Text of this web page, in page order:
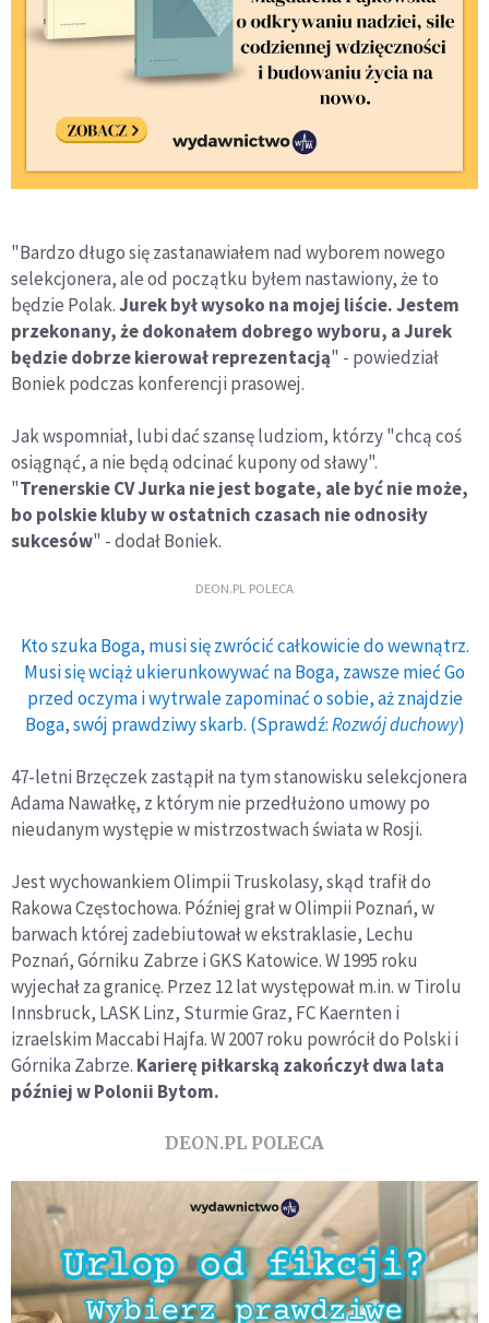
"Bardzo długo się zastanawiałem nad wyborem nowego
selekcjonera, ale od początku byłem nastawiony, że to
będzie Polak.Jurek był wysoko na mojej liście. Jestem
przekonany, że dokonałem dobrego wyboru, a Jurek
będzie dobrze kierował reprezentacją" - powiedział
Boniek podczas konferencji prasowej.
Jak wspomniał, lubi dać szansę ludziom, którzy "chcą coś
osiągnąć, a nie będą odcinać kupony od sławy".
"Trenerskie CV Jurka nie jest bogate, ale być nie może,
bo polskie kluby w ostatnich czasach nie odnosiły
sukcesów" - dodał Boniek.
DEON.PL POLECA
Kto szuka Boga, musi się zwrócić całkowicie do wewnątrz.
Musi się wciąż ukierunkowywać na Boga, zawsze mieć Go
przed oczyma i wytrwale zapominać o sobie, aż znajdzie
Boga, swój prawdziwy skarb. (Sprawdź:Rozwój duchowy)
47-letni Brzęczek zastąpił na tym stanowisku selekcjonera
Adama Nawałkę, z którym nie przedłużono umowy po
nieudanym występie w mistrzostwach świata w Rosji.
Jest wychowankiem Olimpii Truskolasy, skąd trafił do
Rakowa Częstochowa. Później grał w Olimpii Poznań, w
barwach której zadebiutował w ekstraklasie, Lechu
Poznań, Górniku Zabrze i GKS Katowice. W 1995 roku
wyjechał za granicę. Przez 12 lat występował m.in. w Tirolu
Innsbruck, LASK Linz, Sturmie Graz, FC Kaernten i
izraelskim Maccabi Hajfa. W 2007 roku powrócił do Polski i
Górnika Zabrze. Karierę piłkarską zakończył dwa lata
później w Polonii Bytom.
DEON.PL POLECA